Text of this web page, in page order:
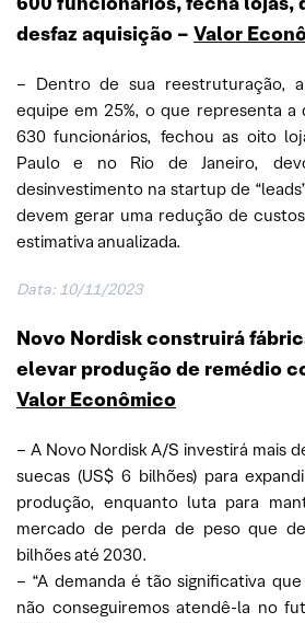
desfaz aquisição – Valor
– Dentro de sua reestruturação,
equipe em 25%, o que representa a
630 funcionários, fechou as oito
Paulo e no Rio de Janeiro,
desinvestimento na startup de
devem gerar uma redução de
estimativa anualizada.
Data: 10/11/2023
Novo Nordisk construirá
elevar produção de remédio
Valor Econômico
– A Novo Nordisk A/S investirá mais
suecas (US$ 6 bilhões) para
produção, enquanto luta para
mercado de perda de peso que
bilhões até 2030.
– “A demanda é tão significativa
não conseguiremos atendê-la no